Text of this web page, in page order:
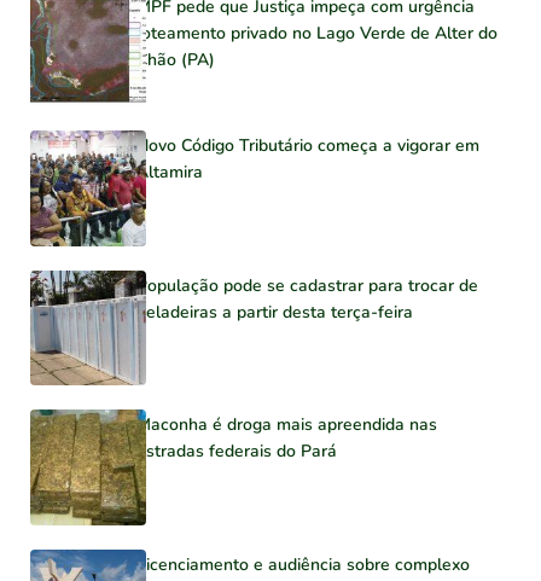
MPF pede que Justiça impeça com urgência
loteamento privado no Lago Verde de Alter do
Chão (PA)
Novo Código Tributário começa a vigorar em
Altamira
População pode se cadastrar para trocar de
geladeiras a partir desta terça-feira
Maconha é droga mais apreendida nas
estradas federais do Pará
Licenciamento e audiência sobre complexo